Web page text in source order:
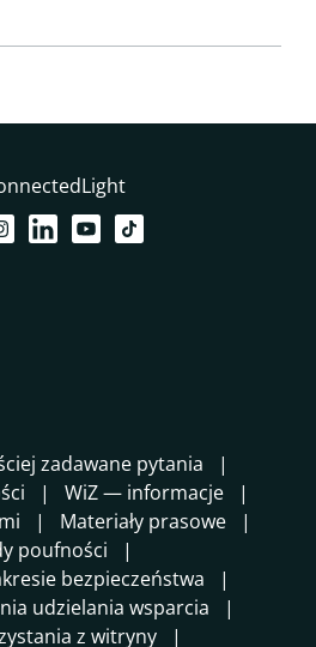
zadawane pytania
WiZ — informacje
Materiały prasowe
poufności
bezpieczeństwa
udzielania wsparcia
z witryny